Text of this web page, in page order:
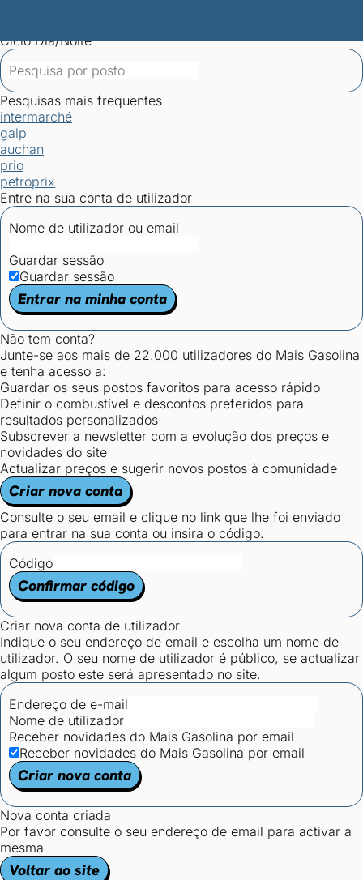
Ciclo Dia/Noite
Pesquisas mais frequentes
intermarché
galp
auchan
prio
petroprix
Entre na sua conta de utilizador
Nome de utilizador ou email
Guardar sessão
Guardar sessão
Entrar na minha conta
Não tem conta?
Junte-se aos mais de 22.000 utilizadores do Mais Gasolina
e tenha acesso a:
Guardar os seus postos favoritos para acesso rápido
Definir o combustível e descontos preferidos para
resultados personalizados
Subscrever a newsletter com a evolução dos preços e
novidades do site
Actualizar preços e sugerir novos postos à comunidade
Criar nova conta
Consulte o seu email e clique no link que lhe foi enviado
para entrar na sua conta ou insira o código.
Código
Confirmar código
Criar nova conta de utilizador
Indique o seu endereço de email e escolha um nome de
utilizador. O seu nome de utilizador é público, se actualizar
algum posto este será apresentado no site.
Endereço de e-mail
Nome de utilizador
Receber novidades do Mais Gasolina por email
Receber novidades do Mais Gasolina por email
Criar nova conta
Nova conta criada
Por favor consulte o seu endereço de email para activar a
mesma
Voltar ao site